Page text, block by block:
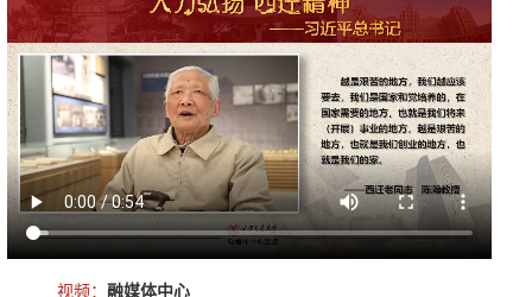
视频： 融媒体中心